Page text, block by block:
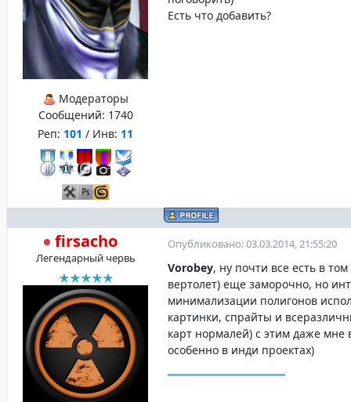
Модераторы
Сообщений: 1740
Реп: 101 / Инв: 11
Есть что добавить?
firsacho
Легендарный червь
Опубликовано: 03.03.2014, 21:55:20
Vorobey, ну почти все есть в
вертолет) еще заморочно, но
минимализации полигонов
картинки, спрайты и
карт нормалей) с этим даже мне
особенно в инди проектах)